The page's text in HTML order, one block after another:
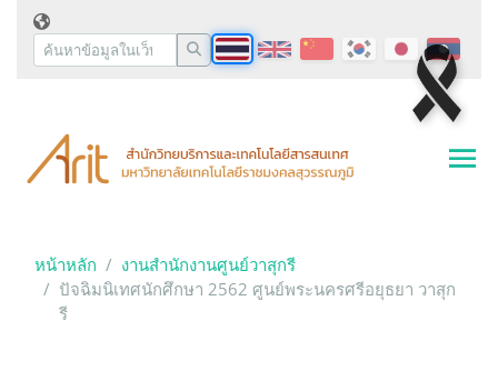
หน้าหลัก
งานสำนักงานศูนย์วาสุกรี
ปัจฉิมนิเทศนักศึกษา 2562 ศูนย์พระนครศรีอยุธยา วาสุก
รี